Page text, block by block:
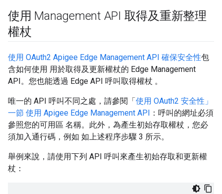
使用 Management API 取得及重新整理
權杖
使用 OAuth2 Apigee Edge Management API 確保安全性包
含如何使用 用於取得及更新權杖的 Edge Management
API。您也能透過 Edge API 呼叫取得權杖 。
唯一的 API 呼叫不同之處，請參閱「使用 OAuth2 安全性」
一節 使用 Apigee Edge Management API ：呼叫的網址必須
參照您的可用區 名稱。此外，為產生初始存取權杖，您必
須加入通行碼，例如 如上述程序步驟 3 所示。
舉例來說，請使用下列 API 呼叫來產生初始存取和更新權
杖：